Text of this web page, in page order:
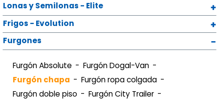
Lonas y Semilonas - Elite
Frigos - Evolution
Furgones
Furgón Absolute
Furgón Dogal-Van
Furgón chapa
Furgón ropa colgada
Furgón doble piso
Furgón City Trailer